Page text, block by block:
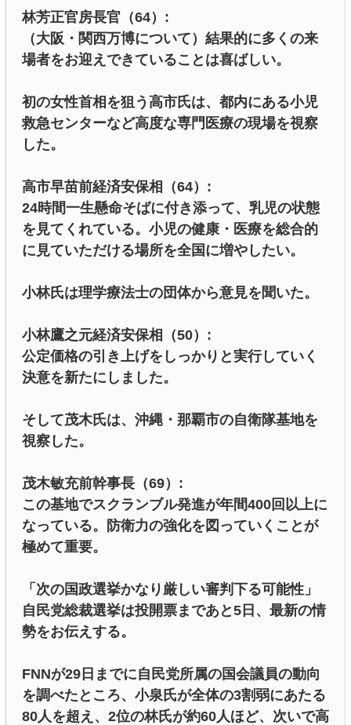
林芳正官房長官（64）:
（大阪・関西万博について）結果的に多くの来
場者をお迎えできていることは喜ばしい。
初の女性首相を狙う高市氏は、都内にある小児
救急センターなど高度な専門医療の現場を視察
した。
高市早苗前経済安保相（64）:
24時間一生懸命そばに付き添って、乳児の状態
を見てくれている。小児の健康・医療を総合的
に見ていただける場所を全国に増やしたい。
小林氏は理学療法士の団体から意見を聞いた。
小林鷹之元経済安保相（50）:
公定価格の引き上げをしっかりと実行していく
決意を新たにしました。
そして茂木氏は、沖縄・那覇市の自衛隊基地を
視察した。
茂木敏充前幹事長（69）:
この基地でスクランブル発進が年間400回以上に
なっている。防衛力の強化を図っていくことが
極めて重要。
「次の国政選挙かなり厳しい審判下る可能性」
自民党総裁選挙は投開票まであと5日、最新の情
勢をお伝えする。
FNNが29日までに自民党所属の国会議員の動向
を調べたところ、小泉氏が全体の3割弱にあたる
80人を超え、2位の林氏が約60人ほど、次いで高